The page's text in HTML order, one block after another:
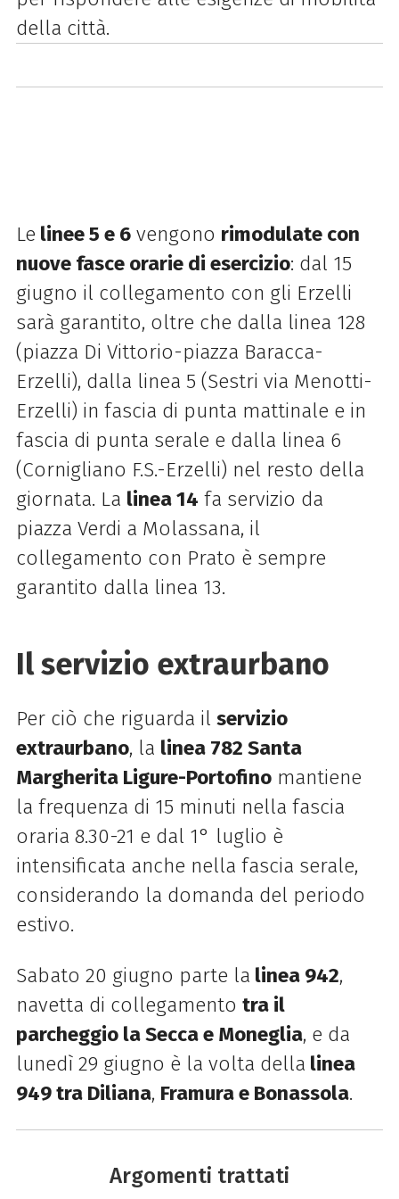
della città.
Le linee 5 e 6vengono rimodulate con
nuove fasce orarie di esercizio: dal 15
giugno il collegamento con gli Erzelli
sarà garantito, oltre che dalla linea 128
(piazza Di Vittorio-piazza Baracca-
Erzelli), dalla linea 5 (Sestri via Menotti-
Erzelli) in fascia di punta mattinale e in
fascia di punta serale e dalla linea 6
(Cornigliano F.S.-Erzelli) nel resto della
giornata. La linea 14 fa servizio da
piazza Verdi a Molassana, il
collegamento con Prato è sempre
garantito dalla linea 13.
Il servizio extraurbano
Per ciò che riguarda il servizio
extraurbano, la linea 782 Santa
Margherita Ligure-Portofinomantiene
la frequenza di 15 minuti nella fascia
oraria 8.30-21 e dal 1° luglio è
intensificata anche nella fascia serale,
considerando la domanda del periodo
estivo.
Sabato 20 giugno parte la linea 942,
navetta di collegamento tra il
parcheggio la Secca e Moneglia, e da
lunedì 29 giugno è la volta della linea
949 tra Diliana, Framura e Bonassola.
Argomenti trattati